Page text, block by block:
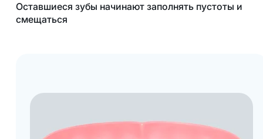
Оставшиеся зубы начинают заполнять пустоты и
смещаться